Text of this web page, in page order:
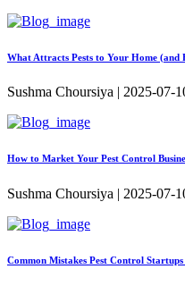
What Attracts Pests to Your Home (and
Sushma Choursiya | 2025-07-
How to Market Your Pest Control
Sushma Choursiya | 2025-07-
Common Mistakes Pest Control Startups